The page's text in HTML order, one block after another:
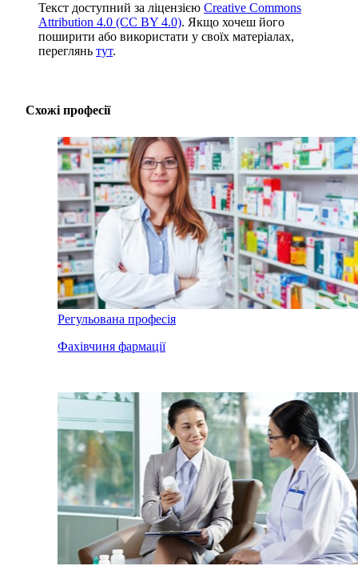
Текст доступний за ліцензією Creative Commons
Attribution 4.0 (CC BY 4.0). Якщо хочеш його
поширити або використати у своїх матеріалах,
переглянь тут.
Схожі професії
Регульована професія
Фахівчиня фармації